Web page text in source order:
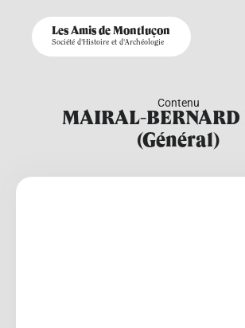
Les Amis de Montluçon
Société d'Histoire et d'Archéologie
Contenu
MAIRAL-BERNARD
(Général)